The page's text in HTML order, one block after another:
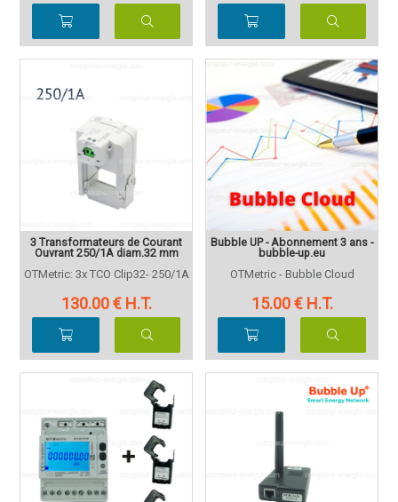
3 Transformateurs de Courant
Ouvrant 250/1A diam.32 mm
OTMetric: 3x TCO Clip32- 250/1A
130.00 € H.T.
Bubble UP - Abonnement 3 ans -
bubble-up.eu
OTMetric - Bubble Cloud
15.00 € H.T.